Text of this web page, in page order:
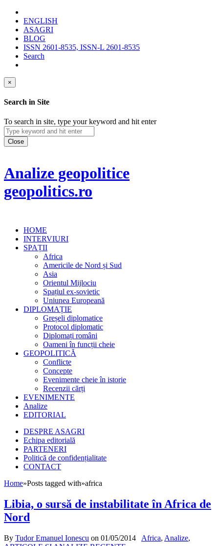
ENGLISH
ASAGRI
BLOG
ISSN 2601-8535, ISSN-L 2601-8535
Search
×
Search in Site
To search in site, type your keyword and hit enter
Close
Analize geopolitice
geopolitics.ro
HOME
INTERVIURI
SPAȚII
Africa
Americile de Nord și Sud
Asia
Orientul Mijlociu
Spațiul ex-sovietic
Uniunea Europeană
DIPLOMAȚIE
Greșeli diplomatice
Protocol diplomatic
Diplomați români
Oameni în funcții cheie
GEOPOLITICĂ
Conflicte
Concepte
Evenimente cheie în istorie
Recenzii cărți
EVENIMENTE
Analize
EDITORIAL
DESPRE ASAGRI
Echipa editorială
PARTENERI
Politică de confidențialitate
CONTACT
Home»Posts tagged with»africa
Libia, o sursă de instabilitate în Africa de
Nord
By Tudor Emanuel Ionescu on 01/05/2014 Africa, Analize,